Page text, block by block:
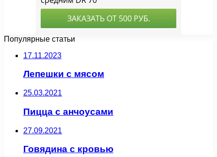
Популярные статьи
17.11.2023
Лепешки с мясом
25.03.2021
Пицца с анчоусами
27.09.2021
Говядина с кровью